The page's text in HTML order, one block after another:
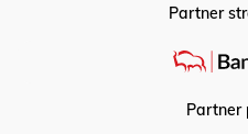
Partner
Partner